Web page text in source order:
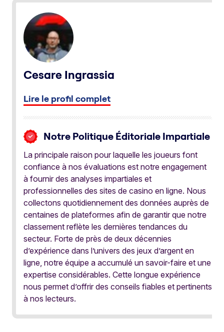
Cesare Ingrassia
Lire le profil complet
Notre Politique Éditoriale Impartiale
La principale raison pour laquelle les joueurs font
confiance à nos évaluations est notre engagement
à fournir des analyses impartiales et
professionnelles des sites de casino en ligne. Nous
collectons quotidiennement des données auprès de
centaines de plateformes afin de garantir que notre
classement reflète les dernières tendances du
secteur. Forte de près de deux décennies
d’expérience dans l’univers des jeux d’argent en
ligne, notre équipe a accumulé un savoir-faire et une
expertise considérables. Cette longue expérience
nous permet d’offrir des conseils fiables et pertinents
à nos lecteurs.